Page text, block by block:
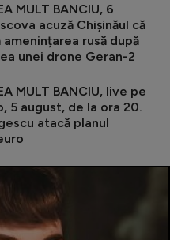
MULT BANCIU, 6
acuză Chișinăul că
rusă după
unei drone Geran-2
MULT BANCIU, live pe
5 august, de la ora 20.
atacă planul